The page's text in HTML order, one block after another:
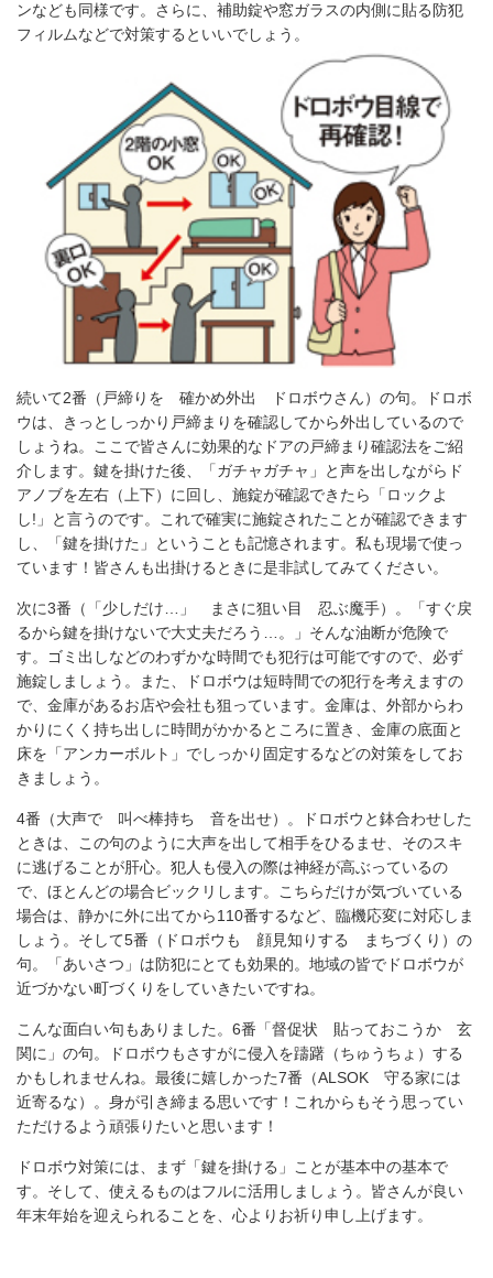
ンなども同様です。さらに、補助錠や窓ガラスの内側に貼る防犯
フィルムなどで対策するといいでしょう。
続いて2番（戸締りを 確かめ外出 ドロボウさん）の句。ドロボ
ウは、きっとしっかり戸締まりを確認してから外出しているので
しょうね。ここで皆さんに効果的なドアの戸締まり確認法をご紹
介します。鍵を掛けた後、「ガチャガチャ」と声を出しながらド
アノブを左右（上下）に回し、施錠が確認できたら「ロックよ
し!」と言うのです。これで確実に施錠されたことが確認できます
し、「鍵を掛けた」ということも記憶されます。私も現場で使っ
ています！皆さんも出掛けるときに是非試してみてください。
次に3番（「少しだけ…」 まさに狙い目 忍ぶ魔手）。「すぐ戻
るから鍵を掛けないで大丈夫だろう…。」そんな油断が危険で
す。ゴミ出しなどのわずかな時間でも犯行は可能ですので、必ず
施錠しましょう。また、ドロボウは短時間での犯行を考えますの
で、金庫があるお店や会社も狙っています。金庫は、外部からわ
かりにくく持ち出しに時間がかかるところに置き、金庫の底面と
床を「アンカーボルト」でしっかり固定するなどの対策をしてお
きましょう。
4番（大声で 叫べ棒持ち 音を出せ）。ドロボウと鉢合わせした
ときは、この句のように大声を出して相手をひるませ、そのスキ
に逃げることが肝心。犯人も侵入の際は神経が高ぶっているの
で、ほとんどの場合ビックリします。こちらだけが気づいている
場合は、静かに外に出てから110番するなど、臨機応変に対応しま
しょう。そして5番（ドロボウも 顔見知りする まちづくり）の
句。「あいさつ」は防犯にとても効果的。地域の皆でドロボウが
近づかない町づくりをしていきたいですね。
こんな面白い句もありました。6番「督促状 貼っておこうか 玄
関に」の句。ドロボウもさすがに侵入を躊躇（ちゅうちょ）する
かもしれませんね。最後に嬉しかった7番（ALSOK 守る家には
近寄るな）。身が引き締まる思いです！これからもそう思ってい
ただけるよう頑張りたいと思います！
ドロボウ対策には、まず「鍵を掛ける」ことが基本中の基本で
す。そして、使えるものはフルに活用しましょう。皆さんが良い
年末年始を迎えられることを、心よりお祈り申し上げます。